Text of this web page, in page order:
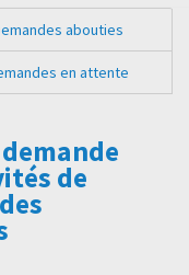
abouties
en attente
de